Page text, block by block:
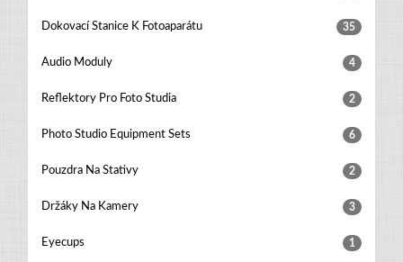
Dokovací Stanice K Fotoaparátu 35
Audio Moduly 4
Reflektory Pro Foto Studia 2
Photo Studio Equipment Sets 6
Pouzdra Na Stativy 2
Držáky Na Kamery 3
Eyecups 1